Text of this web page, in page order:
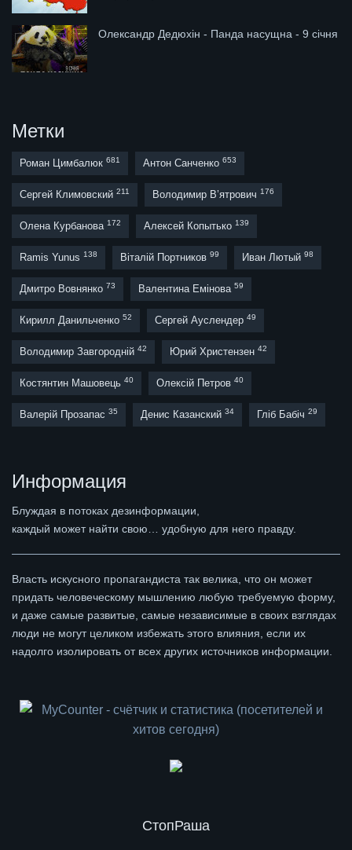
Олександр Дедюхін - Панда насущна - 9 січня
Метки
Роман Цимбалюк 681 Антон Санченко 653
Сергей Климовский 211 Володимир В’ятрович 176
Олена Курбанова 172 Алексей Копытько 139
Ramis Yunus 138 Віталій Портников 99 Иван Лютый 98
Дмитро Вовнянко 73 Валентина Емінова 59
Кирилл Данильченко 52 Сергей Ауслендер 49
Володимир Завгородній 42 Юрий Христензен 42
Костянтин Машовець 40 Олексій Петров 40
Валерій Прозапас 35 Денис Казанский 34 Гліб Бабіч 29
Информация
Блуждая в потоках дезинформации,
каждый может найти свою… удобную для него правду.
Власть искусного пропагандиста так велика, что он может
придать человеческому мышлению любую требуемую форму,
и даже самые развитые, самые независимые в своих взглядах
люди не могут целиком избежать этого влияния, если их
надолго изолировать от всех других источников информации.
СтопРаша